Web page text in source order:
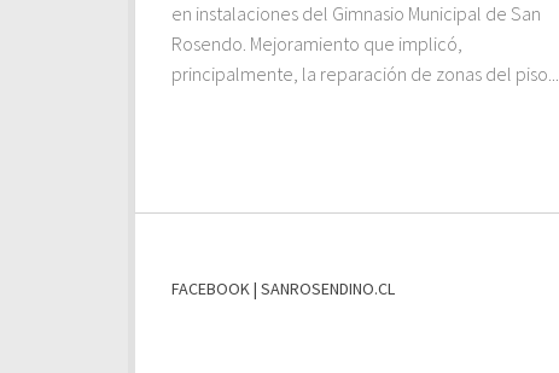
en instalaciones del Gimnasio Municipal de San
Rosendo. Mejoramiento que implicó,
principalmente, la reparación de zonas del piso...
FACEBOOK | SANROSENDINO.CL